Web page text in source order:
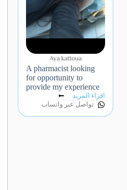
Aya kattoua
A pharmacist looking
for opportunity to
provide my experience
اقراء المزيد
تواصل عبر واتساب